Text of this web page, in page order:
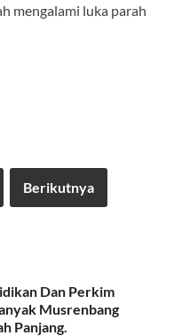
mengalami luka parah
Berikutnya
Dan Perkim
Musrenbang
Panjang.